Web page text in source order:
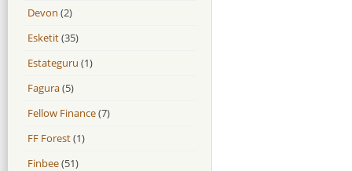
Devon (2)
Esketit(35)
Estateguru (1)
Fagura(5)
Fellow Finance(7)
FF Forest(1)
Finbee(51)